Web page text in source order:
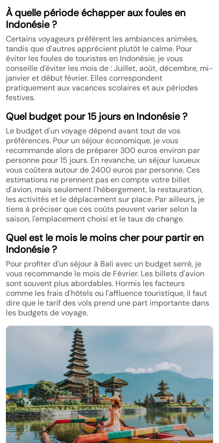
À quelle période échapper aux foules en
Indonésie ?
Certains voyageurs préfèrent les ambiances animées,
tandis que d'autres apprécient plutôt le calme. Pour
éviter les foules de touristes en Indonésie, je vous
conseille d'éviter les mois de : Juillet, août, décembre, mi-
janvier et début février. Elles correspondent
pratiquement aux vacances scolaires et aux périodes
festives.
Quel budget pour 15 jours en Indonésie ?
Le budget d'un voyage dépend avant tout de vos
préférences. Pour un séjour économique, je vous
recommande alors de préparer 300 euros environ par
personne pour 15 jours. En revanche, un séjour luxueux
vous coûtera autour de 2400 euros par personne. Ces
estimations ne prennent pas en compte votre billet
d'avion, mais seulement l'hébergement, la restauration,
les activités et le déplacement sur place. Par ailleurs, je
tiens à préciser que ces coûts peuvent varier selon la
saison, l'emplacement choisi et le taux de change.
Quel est le mois le moins cher pour partir en
Indonésie ?
Pour profiter d'un séjour à Bali avec un budget serré, je
vous recommande le mois de Février. Les billets d'avion
sont souvent plus abordables. Hormis les facteurs
comme les frais d'hôtels ou l'affluence touristique, il faut
dire que le tarif des vols prend une part importante dans
les budgets de voyage.